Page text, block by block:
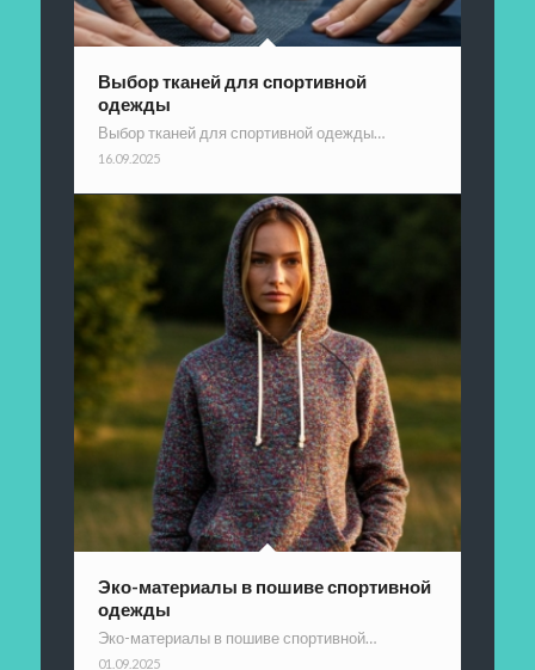
Выбор тканей для спортивной
одежды
Выбор тканей для спортивной одежды…
16.09.2025
Эко-материалы в пошиве спортивной
одежды
Эко-материалы в пошиве спортивной…
01.09.2025